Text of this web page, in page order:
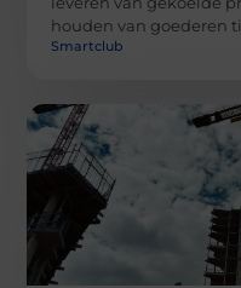
houden van goederen
Smartclub